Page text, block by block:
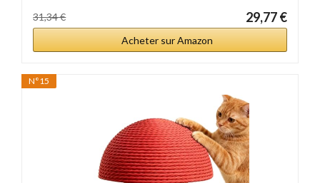
31,34 € 29,77 €
Acheter sur Amazon
N°15